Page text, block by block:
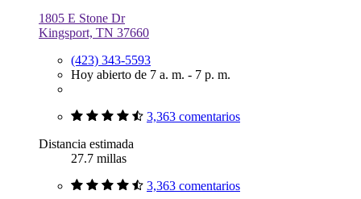
1805 E Stone Dr
Kingsport, TN 37660
(423) 343-5593
Hoy abierto de 7 a. m. - 7 p. m.
3,363 comentarios
Distancia estimada
27.7 millas
3,363 comentarios